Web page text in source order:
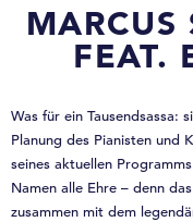
MARCUS
FEAT.
Was für ein Tausendsassa:
Planung des Pianisten und
seines aktuellen
Namen alle Ehre – denn
zusammen mit dem